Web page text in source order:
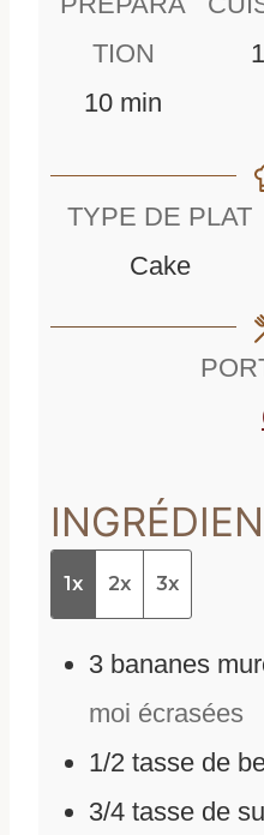
TION
10mmin
1
TYPE DE PLAT
Cake
1x 2x 3x
3 bananes
moi écrasées
1/2 tasse de
3/4 tasse de